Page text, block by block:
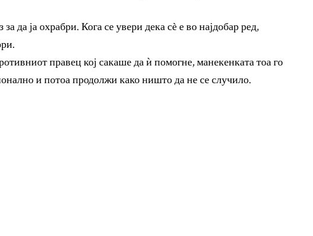
да ја охрабри. Кога се увери дека сѐ е во најдобар ред,
правец кој сакаше да ѝ помогне, манекенката тоа го
и потоа продолжи како ништо да не се случило.